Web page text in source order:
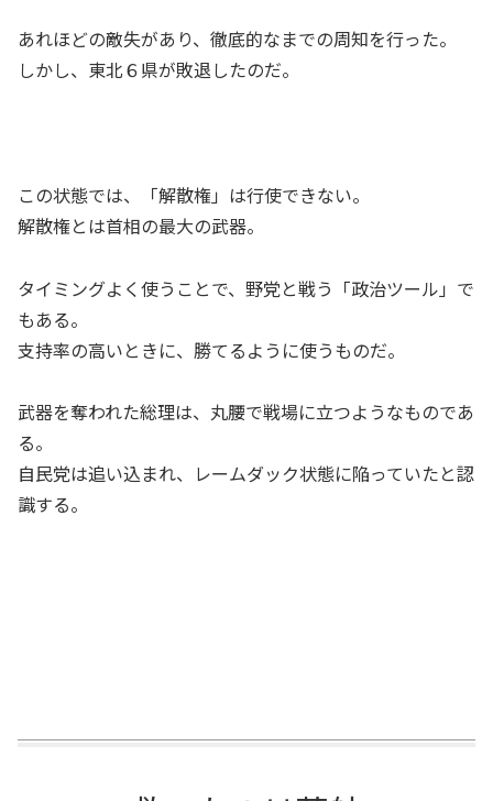
あれほどの敵失があり、徹底的なまでの周知を行った。
しかし、東北６県が敗退したのだ。
この状態では、「解散権」は行使できない。
解散権とは首相の最大の武器。
タイミングよく使うことで、野党と戦う「政治ツール」で
もある。
支持率の高いときに、勝てるように使うものだ。
武器を奪われた総理は、丸腰で戦場に立つようなものであ
る。
自民党は追い込まれ、レームダック状態に陥っていたと認
識する。